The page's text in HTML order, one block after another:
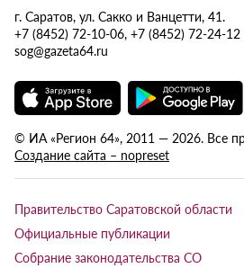
г. Саратов, ул. Сакко и Ванцетти, 41.
+7 (8452) 72-10-06, +7 (8452) 72-24-12
sog@gazeta64.ru
© ИА «Регион 64», 2011 — 2026. Все
Создание сайта – nopreset
Правительство Саратовской области
Официальные публикации
Собрание законодательства СО